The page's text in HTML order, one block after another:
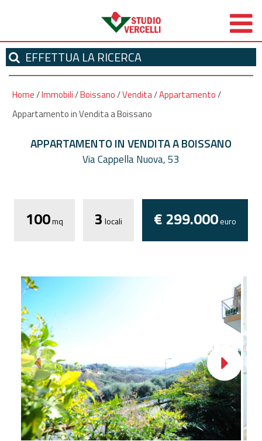
EFFETTUALA RICERCA
Home/Immobili/Boissano/Vendita/Appartamento/
Appartamento in Vendita a Boissano
APPARTAMENTO IN VENDITA A BOISSANO
Via Cappella Nuova, 53
100mq 3 locali € 299.000euro
confermo di aver preso visione dell'informativa.
I campi contrassegnati con * sono obbligatori!